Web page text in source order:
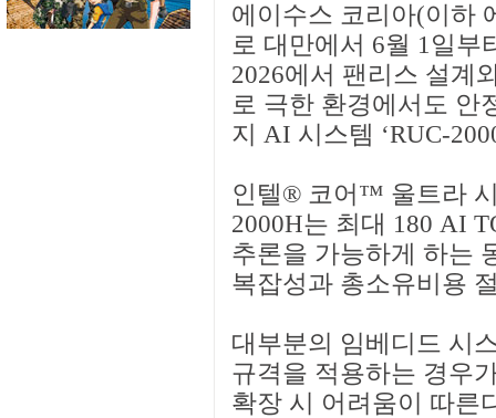
에이수스 코리아(이하
로 대만에서 6월 1일부
2026에서 팬리스 설계
로 극한 환경에서도 안
지 AI 시스템 ‘RUC-
인텔® 코어™ 울트라
2000H는 최대 180 AI
추론을 가능하게 하는
복잡성과 총소유비용
대부분의 임베디드 시
규격을 적용하는 경우
확장 시 어려움이 따른